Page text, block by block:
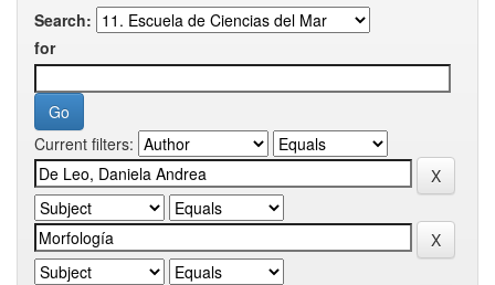
Search:
for
Current filters: